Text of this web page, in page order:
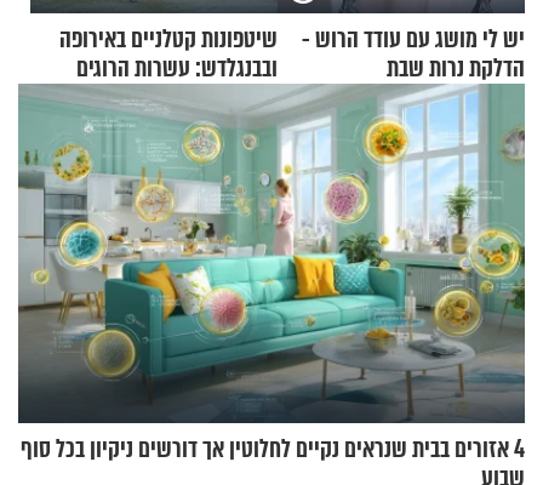
יש לי מושג עם עודד הרוש -
הדלקת נרות שבת
שיטפונות קטלניים באירופה
ובבנגלדש: עשרות הרוגים
ומיליון נפגעים
4 אזורים בבית שנראים נקיים לחלוטין אך דורשים ניקיון בכל סוף
שבוע